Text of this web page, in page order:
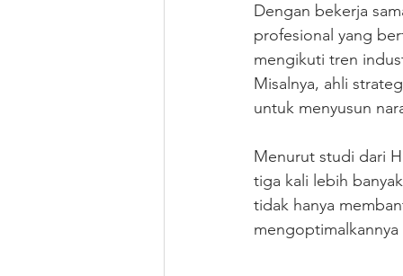
Dengan bekerja
profesional yang
mengikuti tren
Misalnya, ahli
untuk menyusun
Menurut studi dari
tiga kali lebih
tidak hanya